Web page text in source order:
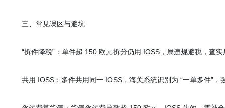
三、常见误区与避坑
“拆件降税”：单件超 150 欧元拆分仍用 IOSS，属违规避税，查实
共用 IOSS：多件共用同一 IOSS，海关系统识别为 “一单多件”，